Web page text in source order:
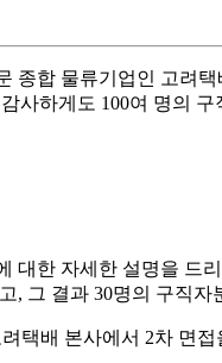
종합 물류기업인 고려
사하게도 100여 명의
대한 자세한 설명을 드
, 그 결과 30명의 구직
택배 본사에서 2차 면